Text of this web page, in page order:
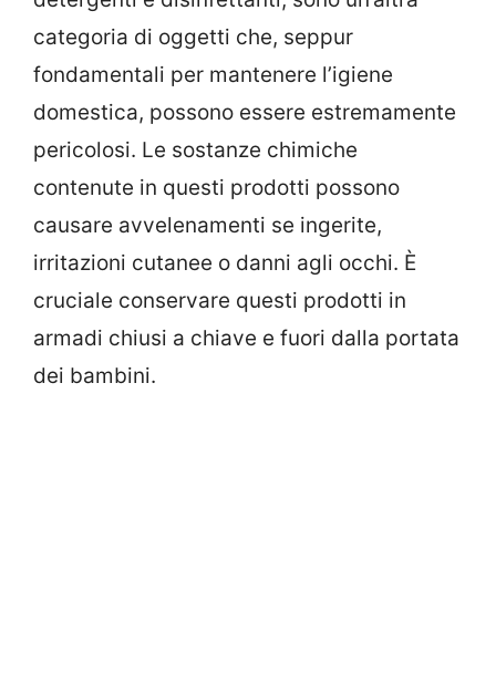
categoria di oggetti che, seppur
fondamentali per mantenere l’igiene
domestica, possono essere estremamente
pericolosi. Le sostanze chimiche
contenute in questi prodotti possono
causare avvelenamenti se ingerite,
irritazioni cutanee o danni agli occhi. È
cruciale conservare questi prodotti in
armadi chiusi a chiave e fuori dalla portata
dei bambini.